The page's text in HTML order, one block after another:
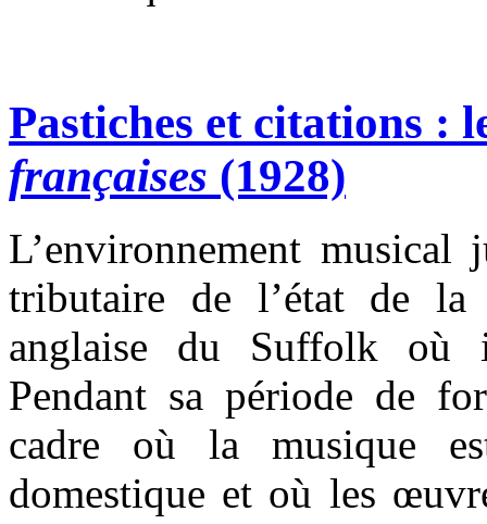
Pastiches et citations :
françaises (1928)
L’environnement
tributaire de l’état de
anglaise du Suffolk où
Pendant sa période de
cadre où la musique
domestique et où les